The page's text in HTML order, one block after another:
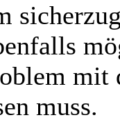
mit
muss.